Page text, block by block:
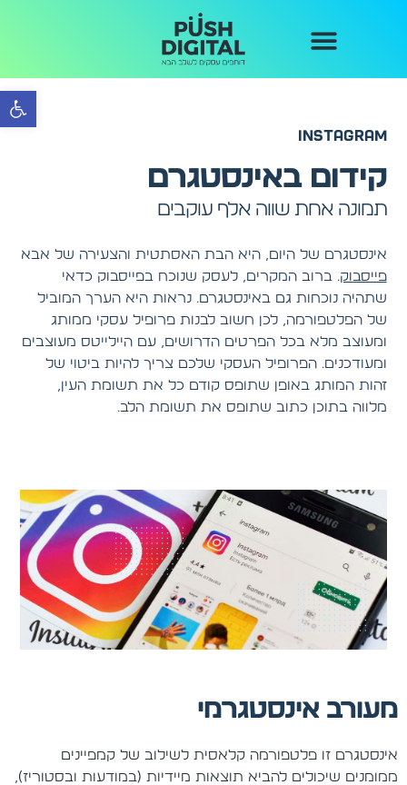
INSTAGRAM
קידום באינסטגרם
תמונה אחת שווה אלף עוקבים
אינסטגרם של היום, היא הבת האסתטית והצעירה של אבא
פייסבוק. ברוב המקרים, לעסק שנוכח בפייסבוק כדאי
שתהיה נוכחות גם באינסטגרם. נראות היא הערך המוביל
של הפלטפורמה, לכן חשוב לבנות פרופיל עסקי ממותג
ומעוצב מלא בכל הפרטים הדרושים, עם היילייטס מעוצבים
ומעודכנים. הפרופיל העסקי שלכם צריך להיות ביטוי של
זהות המותג באופן שתופס קודם כל את תשומת העין,
מלווה בתוכן כתוב שתופס את תשומת הלב.
מעורב אינסטגרמי
אינסטגרם זו פלטפורמה קלאסית לשילוב של קמפיינים
ממומנים שיכולים להביא תוצאות מיידיות (במודעות ובסטוריז),